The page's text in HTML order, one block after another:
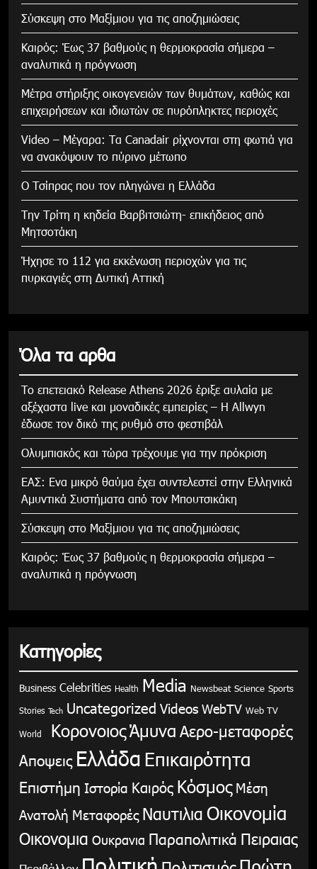
Σύσκεψη στο Μαξίμιου για τις αποζημιώσεις
Καιρός: Έως 37 βαθμούς η θερμοκρασία σήμερα –
αναλυτικά η πρόγνωση
Μέτρα στήριξης οικογενειών των θυμάτων, καθώς και
επιχειρήσεων και ιδιωτών σε πυρόπληκτες περιοχές
Video – Μέγαρα: Τα Canadair ρίχνονται στη φωτιά για
να ανακόψουν το πύρινο μέτωπο
Ο Τσίπρας που τον πληγώνει η Ελλάδα
Την Τρίτη η κηδεία Βαρβιτσιώτη- επικήδειος από
Μητσοτάκη
Ήχησε το 112 για εκκένωση περιοχών για τις
πυρκαγιές στη Δυτική Αττική
Όλα τα αρθα
Το επετειακό Release Athens 2026 έριξε αυλαία με
αξέχαστα live και μοναδικές εμπειρίες – Η Allwyn
έδωσε τον δικό της ρυθμό στο φεστιβάλ
Ολυμπιακός και τώρα τρέχουμε για την πρόκριση
ΕΑΣ: Ενα μικρό θαύμα έχει συντελεστεί στην Ελληνικά
Αμυντικά Συστήματα από τον Μπουτσικάκη
Σύσκεψη στο Μαξίμιου για τις αποζημιώσεις
Καιρός: Έως 37 βαθμούς η θερμοκρασία σήμερα –
αναλυτικά η πρόγνωση
Κατηγορίες
Business Celebrities Health Media Newsbeat Science Sports
Stories Tech Uncategorized Videos WebTV Web TV
World ΚορονοιοςΆμυνα Αερο-μεταφορές
Αποψεις Ελλάδα Επικαιρότητα
Επιστήμη Ιστορία Καιρός Κόσμος Μέση
Ανατολή Μεταφορές Ναυτιλια Οικονομία
Οικονομια Ουκρανια Παραπολιτικά Πειραιας